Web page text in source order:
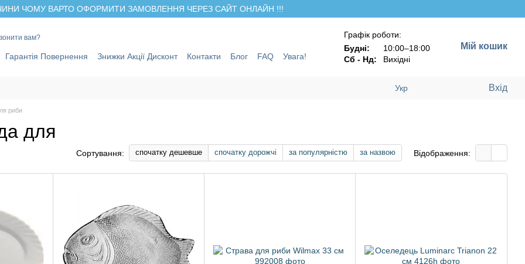
ЧОМУ ВАРТО ОФОРМИТИ ЗАМОВЛЕННЯ ЧЕРЕЗ САЙТ ОНЛАЙН !!!
вам?
Гарантія Повернення Знижки Акції Дисконт Контакти Блог FAQ
Увага!
Графік роботи:
Будні:
10:00–18:00
Сб - Нд:
Вихідні
Мій кошик
Укр Вхід
риби
для
Сортування: спочатку дешевше спочатку дорожчі за популярністю за назвою Відображення: